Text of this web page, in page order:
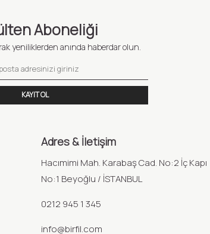
Aboneliği
yeniliklerden anında haberdar olun.
KAYIT OL
Adres & İletişim
Hacımimi Mah. Karabaş Cad. No:2 İç Kapı
No:1 Beyoğlu / İSTANBUL
0212 945 1 345
info@birfil.com